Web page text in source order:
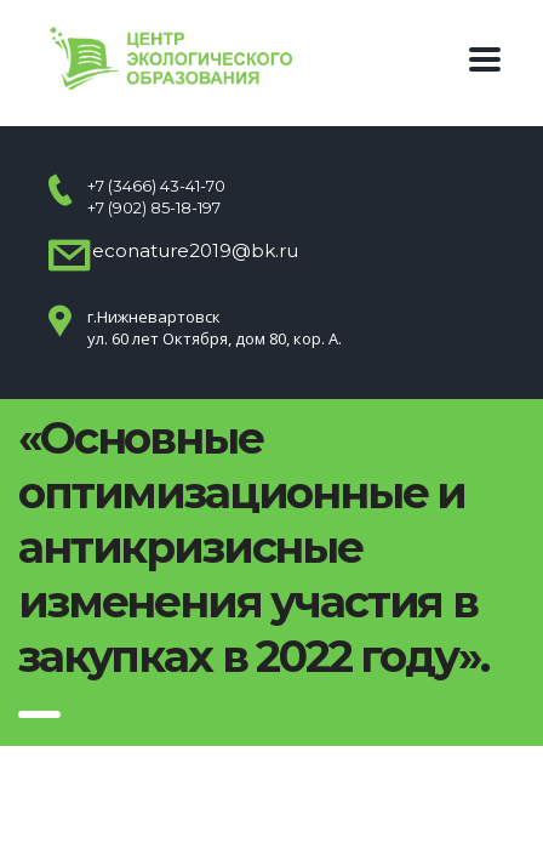
+7 (3466) 43-41-70
+7 (902) 85-18-197
econature2019@bk.ru
г.Нижневартовск
ул. 60 лет Октября, дом 80, кор. А.
«Основные
оптимизационные и
антикризисные
изменения участия в
закупках в 2022 году».